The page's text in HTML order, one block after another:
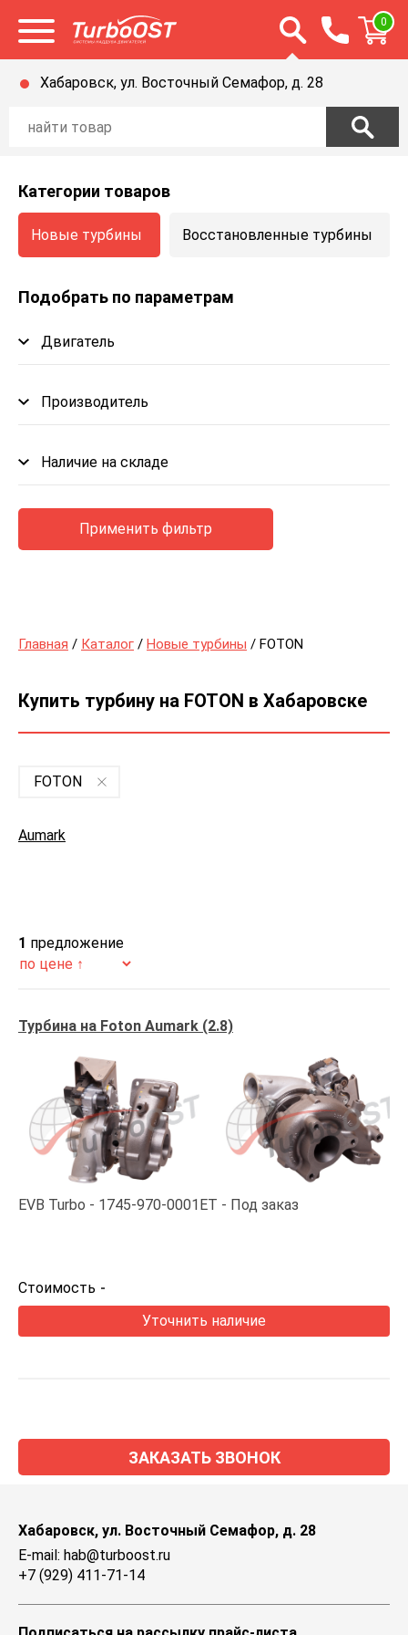
Открыть меню Открыть строку
0
Хабаровск, ул. Восточный Семафор, д. 28
Категории товаров
Новые турбины Восстановленные турбины
Подобрать по параметрам
Двигатель
Производитель
Наличие на складе
Применить фильтр
Главная / Каталог / Новые турбины / FOTON
Купить турбину на FOTON в Хабаровске
FOTON
Aumark
1 предложение
Турбина на Foton Aumark (2.8)
EVB Turbo 1745-970-0001ET Под заказ
Стоимость -
Уточнить наличие
ЗАКАЗАТЬ ЗВОНОК
Хабаровск, ул. Восточный Семафор, д. 28
E-mail: hab@turboost.ru
+7 (929) 411-71-14